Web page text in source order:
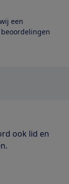
een
ook lid en